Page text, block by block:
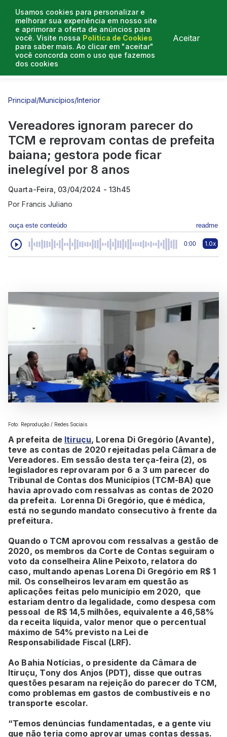
Usamos cookies para personalizar e
melhorar sua experiência em nosso site
e aprimorar a oferta de anúncios para
você. Visite nossa Política de Cookies
para saber mais. Ao clicar em "aceitar"
você concorda com o uso que fazemos
dos cookies
Aceitar
Entrevistas
Principal/Municípios/Interior
Vereadores ignoram parecer do
TCM e reprovam contas de prefeita
baiana; gestora pode ficar
inelegível por 8 anos
Quarta-Feira, 03/04/2024 - 13h45
PorFrancis Juliano
ouça este conteúdo readme
0:00 1.0x
Foto: Reprodução / Redes Sociais
A prefeita de Itiruçu, Lorena Di Gregório (Avante),
teve as contas de 2020 rejeitadas pela Câmara de
Vereadores. Em sessão desta terça-feira (2), os
legisladores reprovaram por 6 a 3 um parecer do
Tribunal de Contas dos Municípios (TCM-BA) que
havia aprovado com ressalvas as contas de 2020
da prefeita. Lorenna Di Gregório, que é médica,
está no segundo mandato consecutivo à frente da
prefeitura.
Quando o TCM aprovou com ressalvas a gestão de
2020, os membros da Corte de Contas seguiram o
voto da conselheira Aline Peixoto, relatora do
caso, multando apenas Lorena Di Gregório em R$ 1
mil. Os conselheiros levaram em questão as
aplicações feitas pelo município em 2020, que
estariam dentro da legalidade, como despesa com
pessoal de R$ 14,5 milhões, equivalente a 46,58%
da receita líquida, valor menor que o percentual
máximo de 54% previsto na Lei de
Responsabilidade Fiscal (LRF).
Ao Bahia Notícias, o presidente da Câmara de
Itiruçu, Tony dos Anjos (PDT), disse que outras
questões pesaram na rejeição do parecer do TCM,
como problemas em gastos de combustíveis e no
transporte escolar.
“Temos denúncias fundamentadas, e a gente viu
que não teria como aprovar umas contas dessas.